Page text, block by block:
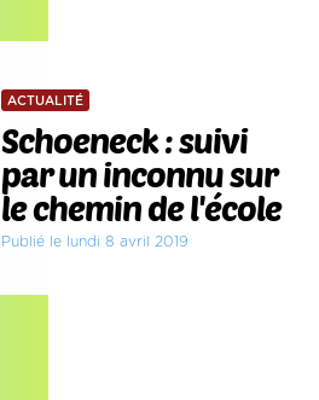
ACTUALITÉ
Schoeneck : suivi
par un inconnu sur
le chemin de l'école
Publié le lundi 8 avril 2019